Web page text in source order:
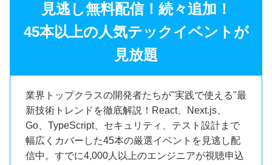
見逃し無料配信！続々追加！
45本以上の人気テックイベントが
見放題
業界トップクラスの開発者たちが"実践で使える"最
新技術トレンドを徹底解説！React、Next.js、
Go、TypeScript、セキュリティ、テスト設計まで
幅広くカバーした45本の厳選イベントを見逃し配
信中。すでに4,000人以上のエンジニアが視聴申込